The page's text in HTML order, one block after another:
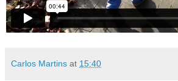
Carlos Martins at 15:40